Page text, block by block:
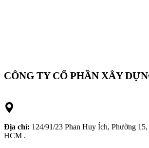
CÔNG TY CỔ PHẦN XÂY
Địa chỉ: 124/91/23 Phan Huy Ích, Phường
HCM .